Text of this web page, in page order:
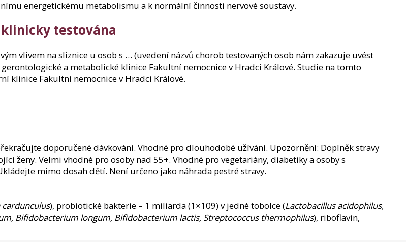
energetickému metabolismu a k normální činnosti nervové soustavy.
klinicky testována
vlivem na sliznice u osob s … (uvedení názvů chorob testovaných osob nám zakazuje uvést
a metabolické klinice Fakultní nemocnice v Hradci Králové. Studie na tomto
klinice Fakultní nemocnice v Hradci Králové.
doporučené dávkování. Vhodné pro dlouhodobé užívání. Upozornění: Doplněk stravy
ženy. Velmi vhodné pro osoby nad 55+. Vhodné pro vegetariány, diabetiky a osoby s
mimo dosah dětí. Není určeno jako náhrada pestré stravy.
cardunculus), probiotické bakterie – 1 miliarda (1×109) v jedné tobolce (Lactobacillus acidophilus,
Bifidobacterium longum, Bifidobacterium lactis, Streptococcus thermophilus), riboflavin,